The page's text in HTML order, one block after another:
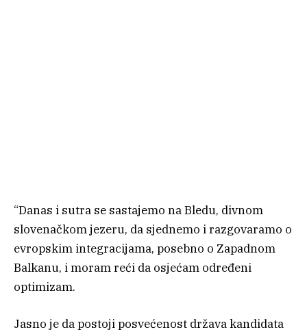
“Danas i sutra se sastajemo na Bledu, divnom
slovenačkom jezeru, da sjednemo i razgovaramo o
evropskim integracijama, posebno o Zapadnom
Balkanu, i moram reći da osjećam određeni
optimizam.
Jasno je da postoji posvećenost država kandidata